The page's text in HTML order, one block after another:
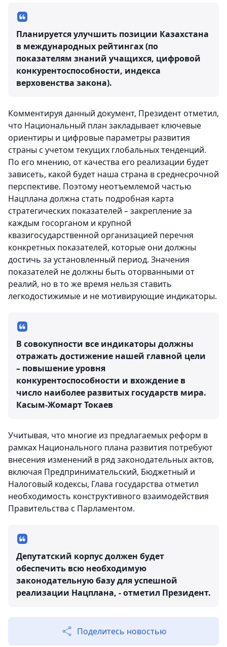
Планируется улучшить позиции Казахстана
в международных рейтингах (по
показателям знаний учащихся, цифровой
конкурентоспособности, индекса
верховенства закона).
Комментируя данный документ, Президент отметил,
что Национальный план закладывает ключевые
ориентиры и цифровые параметры развития
страны с учетом текущих глобальных тенденций.
По его мнению, от качества его реализации будет
зависеть, какой будет наша страна в среднесрочной
перспективе. Поэтому неотъемлемой частью
Нацплана должна стать подробная карта
стратегических показателей – закрепление за
каждым госорганом и крупной
квазигосударственной организацией перечня
конкретных показателей, которые они должны
достичь за установленный период. Значения
показателей не должны быть оторванными от
реалий, но в то же время нельзя ставить
легкодостижимые и не мотивирующие индикаторы.
В совокупности все индикаторы должны
отражать достижение нашей главной цели
– повышение уровня
конкурентоспособности и вхождение в
число наиболее развитых государств мира.
Касым-Жомарт Токаев
Учитывая, что многие из предлагаемых реформ в
рамках Национального плана развития потребуют
внесения изменений в ряд законодательных актов,
включая Предпринимательский, Бюджетный и
Налоговый кодексы, Глава государства отметил
необходимость конструктивного взаимодействия
Правительства с Парламентом.
Депутатский корпус должен будет
обеспечить всю необходимую
законодательную базу для успешной
реализации Нацплана, - отметил Президент.
Поделитесь новостью